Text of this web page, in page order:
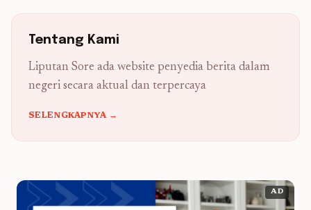
Tentang Kami
Liputan Sore ada website penyedia berita dalam
negeri secara aktual dan terpercaya
SELENGKAPNYA →
AD